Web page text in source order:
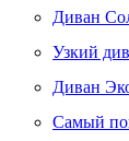
Диван
Узкий
Диван
Самый